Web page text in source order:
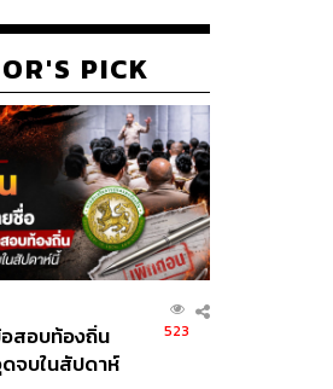
PICK
สอบท้องถิ่น
จบในสัปดาห์
523